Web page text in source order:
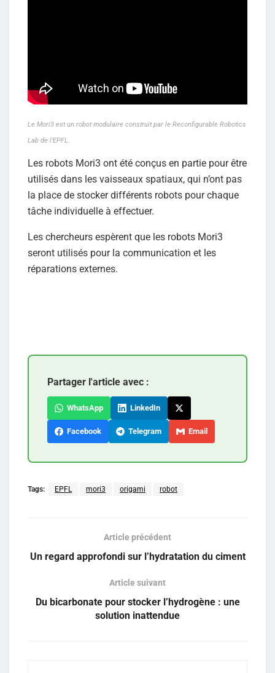
Le Mori3 est un robot modulaire construit par le Reconfigurable Robotics
Lab de l’EPFL.
Les robots Mori3 ont été conçus en partie pour être
utilisés dans les vaisseaux spatiaux, qui n’ont pas
la place de stocker différents robots pour chaque
tâche individuelle à effectuer.
Les chercheurs espèrent que les robots Mori3
seront utilisés pour la communication et les
réparations externes.
Partager l'article avec :
WhatsApp LinkedIn
Facebook Telegram Email
Tags: EPFL mori3 origami robot
Article précédent
Un regard approfondi sur l’hydratation du ciment
Article suivant
Du bicarbonate pour stocker l’hydrogène : une
solution inattendue